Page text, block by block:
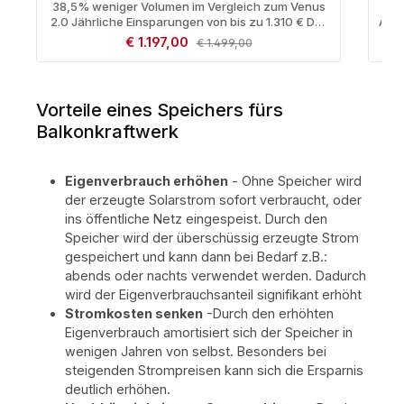
38,5% weniger Volumen im Vergleich zum Venus
2.0 Jährliche Einsparungen von bis zu 1.310 € Der
Marstek Venus E 3.0 ist die smarte Nachrüstlösung
für dein Balkonkraftwerk oder jede bestehende
Eigenverbrauch und maximale Unabhängigkeit
vom Stromnetz. ✅ Deine Vorteile auf einen Blick:
keine Änderungen am bestehenden System
Leistungsstark: Bis zu 2,5 kW AC-Eingangs- und
Ausgangsleistung Notstromfähig: Backup-
Ausgang mit 2,5 kW Leistung Strompreis-optimiert:
Automatisches Laden & Einspeisen je nach Preis
Wetterfest & robust: IP65 – optimal für frostfreie
Räume (≥5 °C) LAN-Anschluss und Plug & Play:Der
Marstek Venus E Gen 3.0 verfügt über einen
dedizierten LAN-Anschluss, wodurch eine
kabelgebundene Echtzeit-Kommunikation mit
Ihrem Heimsystem gewährleistet wird. Im Vergleich
zu Bluetooth oder WLAN sorgt LAN für eine
schnellere Reaktionszeit, bessere Stabilität und
keine Signalstörungen - dies ist besonders in
komplexen und signalüberlasteten Umgebungen
Verkaufspreis:
€ 1.197,00 Regulärer Preis:
€ 1.499,00
Vorteile eines Speichers fürs
Balkonkraftwerk
Eigenverbrauch erhöhen - Ohne Speicher wird
der erzeugte Solarstrom sofort verbraucht, oder
ins öffentliche Netz eingespeist. Durch den
Speicher wird der überschüssig erzeugte Strom
gespeichert und kann dann bei Bedarf z.B.:
abends oder nachts verwendet werden. Dadurch
wird der Eigenverbrauchsanteil signifikant erhöht
Stromkosten senken -Durch den erhöhten
Eigenverbrauch amortisiert sich der Speicher in
wenigen Jahren von selbst. Besonders bei
steigenden Strompreisen kann sich die Ersparnis
deutlich erhöhen.